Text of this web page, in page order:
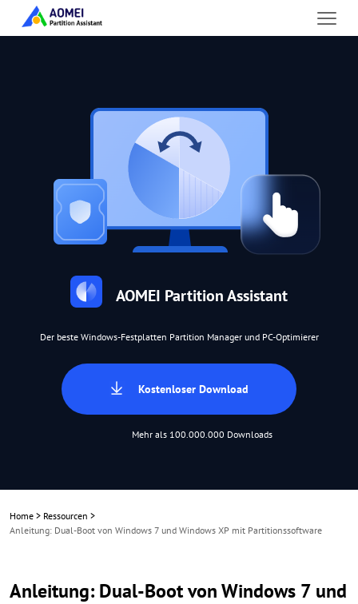
AOMEI Partition Assistant
Der beste Windows-Festplatten Partition Manager und PC-Optimierer
Kostenloser Download
Mehr als 100.000.000 Downloads
Home > Ressourcen >
Anleitung: Dual-Boot von Windows 7 und Windows XP mit Partitionssoftware
Anleitung: Dual-Boot von Windows 7 und